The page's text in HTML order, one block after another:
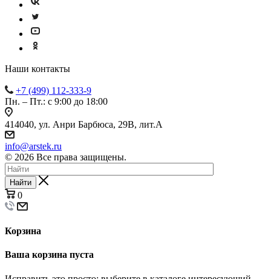
Наши контакты
+7 (499) 112-333-9
Пн. – Пт.: с 9:00 до 18:00
414040, ул. Анри Барбюса, 29В, лит.А
info@arstek.ru
© 2026 Все права защищены.
Найти
0
Корзина
Ваша корзина пуста